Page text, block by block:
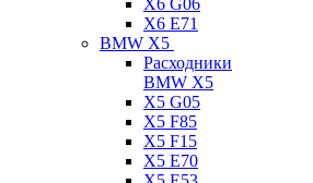
X6 G06
X6 E71
BMW X5
Расходники
BMW X5
X5 G05
X5 F85
X5 F15
X5 E70